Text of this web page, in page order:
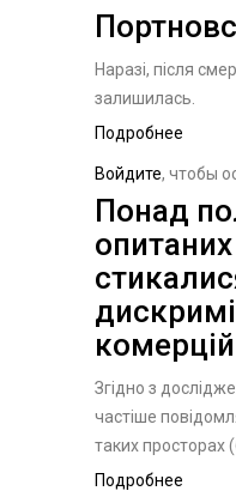
Наразі, після
залишилась.
Подробнее
Войдите, чтобы
Понад
опитаних
Згідно з
частіше
таких просторах
Подробнее